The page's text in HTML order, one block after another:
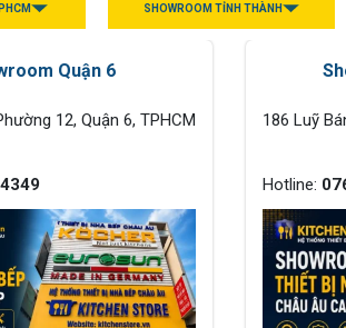
SHOWROOM TỈNH THÀNH
Quận 6
12, Quận 6, TPHCM 186 Luỹ
Hotline: